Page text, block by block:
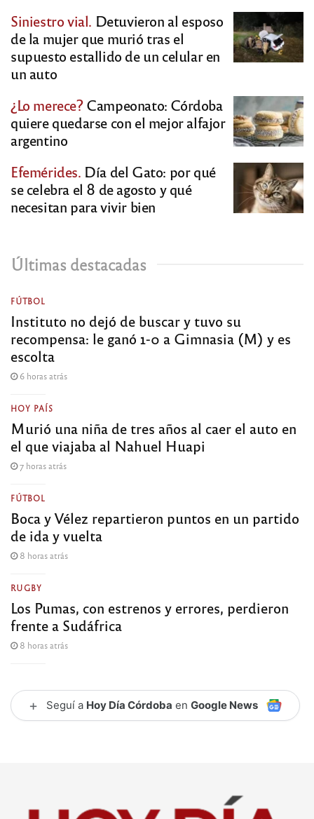
Siniestro vial. Detuvieron al esposo
de la mujer que murió tras el
supuesto estallido de un celular en
un auto
¿Lo merece?Campeonato: Córdoba
quiere quedarse con el mejor alfajor
argentino
Efemérides. Día del Gato: por qué
se celebra el 8 de agosto y qué
necesitan para vivir bien
Últimas destacadas
FÚTBOL
Instituto no dejó de buscar y tuvo su
recompensa: le ganó 1-0 a Gimnasia (M) y es
escolta
6 horas atrás
HOY PAÍS
Murió una niña de tres años al caer el auto en
el que viajaba al Nahuel Huapi
7 horas atrás
FÚTBOL
Boca y Vélez repartieron puntos en un partido
de ida y vuelta
8 horas atrás
RUGBY
Los Pumas, con estrenos y errores, perdieron
frente a Sudáfrica
8 horas atrás
+ Seguí a Hoy Día Córdoba en Google News